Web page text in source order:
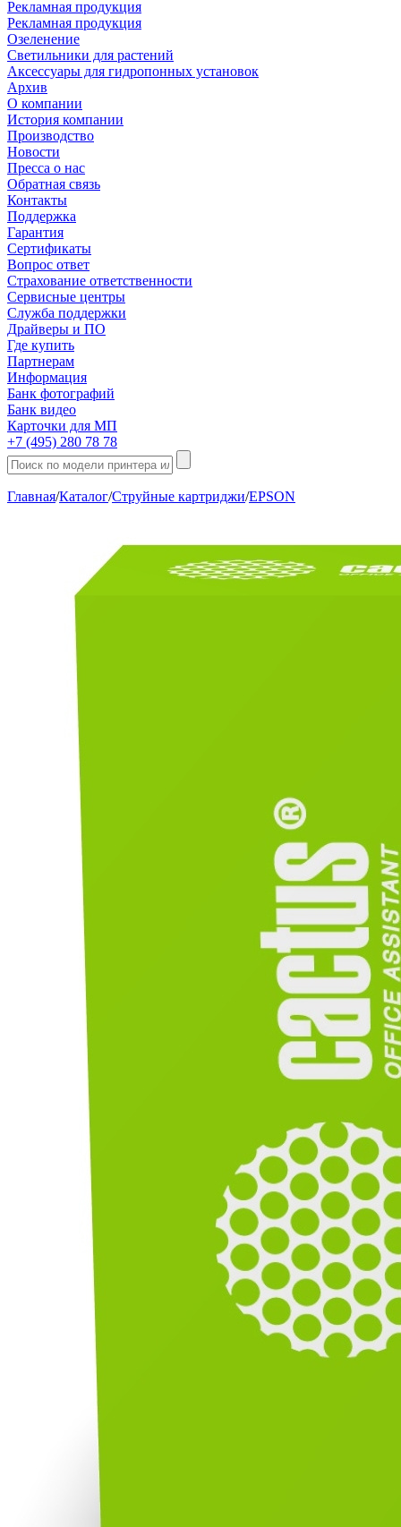
Рекламная продукция
Рекламная продукция
Озеленение
Светильники для растений
Аксессуары для гидропонных установок
Архив
О компании
История компании
Производство
Новости
Пресса о нас
Обратная связь
Контакты
Поддержка
Гарантия
Сертификаты
Вопрос ответ
Страхование ответственности
Сервисные центры
Служба поддержки
Драйверы и ПО
Где купить
Партнерам
Информация
Банк фотографий
Банк видео
Карточки для МП
+7 (495) 280 78 78
Главная/Каталог/Струйные картриджи/EPSON